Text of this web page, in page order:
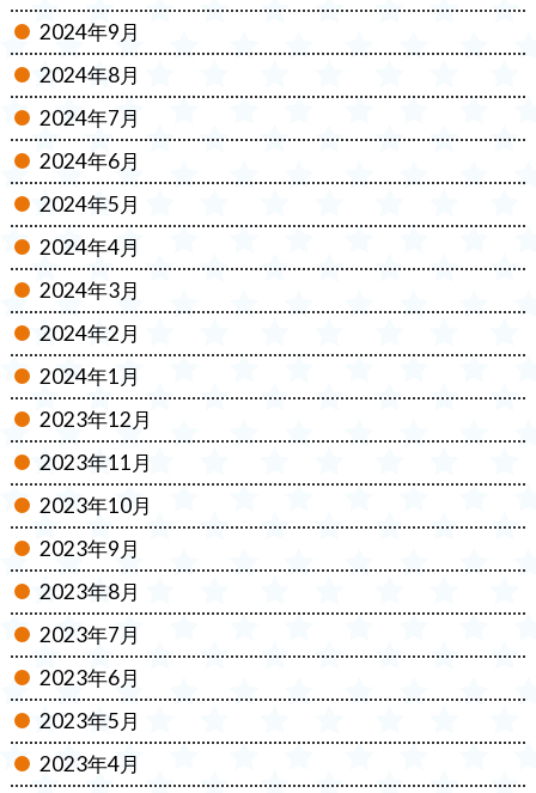
2024年9月
2024年8月
2024年7月
2024年6月
2024年5月
2024年4月
2024年3月
2024年2月
2024年1月
2023年12月
2023年11月
2023年10月
2023年9月
2023年8月
2023年7月
2023年6月
2023年5月
2023年4月